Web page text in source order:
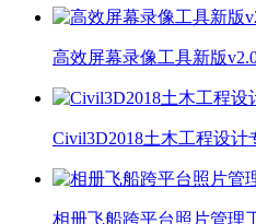
高效屏幕录像工具新版
Civil3D2018土木工程设计
相册飞船跨平台照片管理